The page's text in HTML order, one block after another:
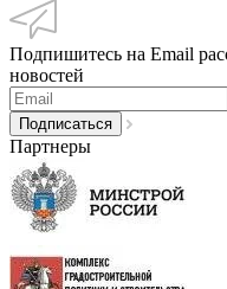
Подпишитесь на Email
новостей
Партнеры